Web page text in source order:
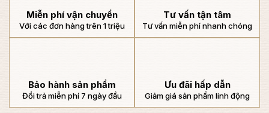
Miễn phí vận chuyển
Với các đơn hàng trên 1 triệu
Tư vấn tận tâm
Tư vấn miễn phí nhanh chóng
Bảo hành sản phẩm
Đổi trả miễn phí 7 ngày đầu
Ưu đãi hấp dẫn
Giảm giá sản phẩm linh động